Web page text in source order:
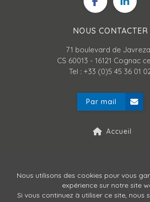
NOUS CONTACTER
71 boulevard de
CS 60013 - 16121 Cognac
Tel : +33 (0)5 45 36 01
Par mail
Accueil
Politique de
Nous utilisons des cookies pour vous
expérience sur notre site
Si vous continuez à utiliser ce site, nous